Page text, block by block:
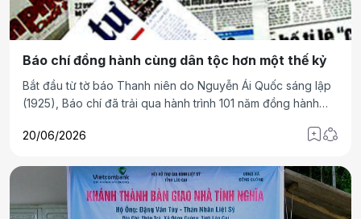
Báo chí đồng hành cùng dân tộc hơn một thế kỷ
Bắt đầu từ tờ báo Thanh niên do Nguyễn Ái Quốc sáng lập
(1925), Báo chí đã trải qua hành trình 101 năm đồng hành
khí tư tưởng sắc bén và là cầu nối nhân dân với Đảng, góp
20/06/2026